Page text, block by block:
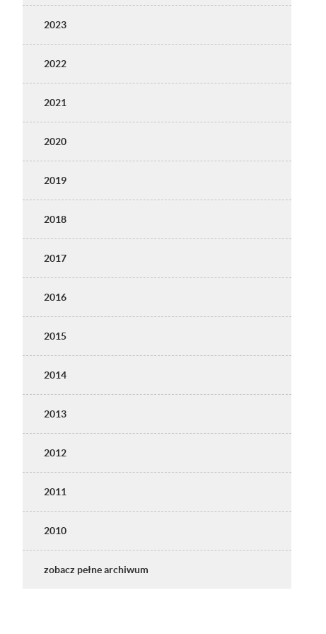
2023
2022
2021
2020
2019
2018
2017
2016
2015
2014
2013
2012
2011
2010
zobacz pełne archiwum